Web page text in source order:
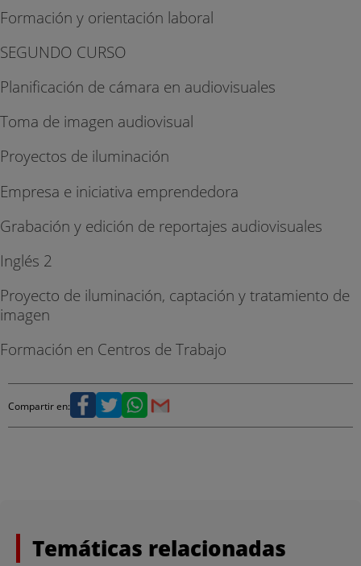
Formación y orientación laboral
SEGUNDO CURSO
Planificación de cámara en audiovisuales
Toma de imagen audiovisual
Proyectos de iluminación
Empresa e iniciativa emprendedora
Grabación y edición de reportajes audiovisuales
Inglés 2
Proyecto de iluminación, captación y tratamiento de
imagen
Formación en Centros de Trabajo
Compartir en:
Temáticas relacionadas